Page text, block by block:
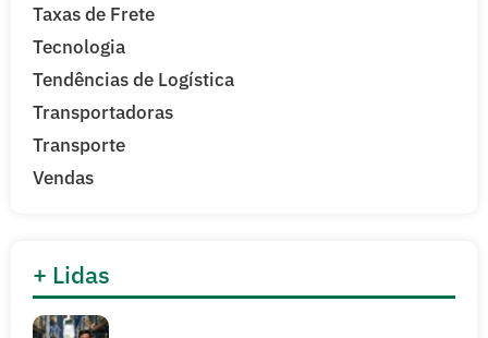
Taxas de Frete
Tecnologia
Tendências de Logística
Transportadoras
Transporte
Vendas
+ Lidas